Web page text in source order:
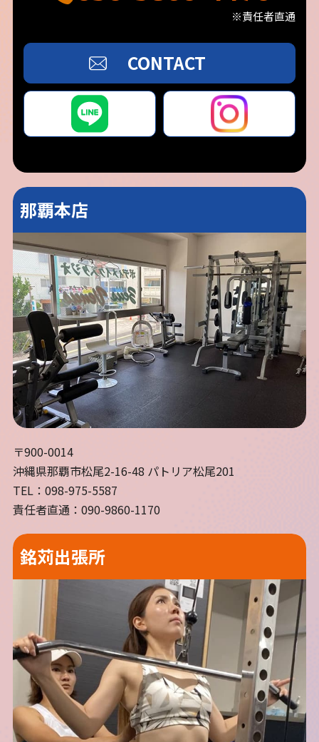
※責任者直通
CONTACT
那覇本店
〒900-0014
沖縄県那覇市松尾2-16-48 パトリア松尾201
TEL：098-975-5587
責任者直通：090-9860-1170
銘苅出張所